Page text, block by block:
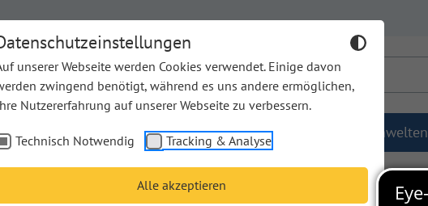
unserer Webseite werden Cookies verwendet. Einige davon
zwingend benötigt, während es uns andere ermöglichen,
Nutzererfahrung auf unserer Webseite zu verbessern.
Technisch Notwendig Tracking & Analyse
Alle akzeptieren
Bücher Unsere Bücher Unsere Autor*innen Themenwelten